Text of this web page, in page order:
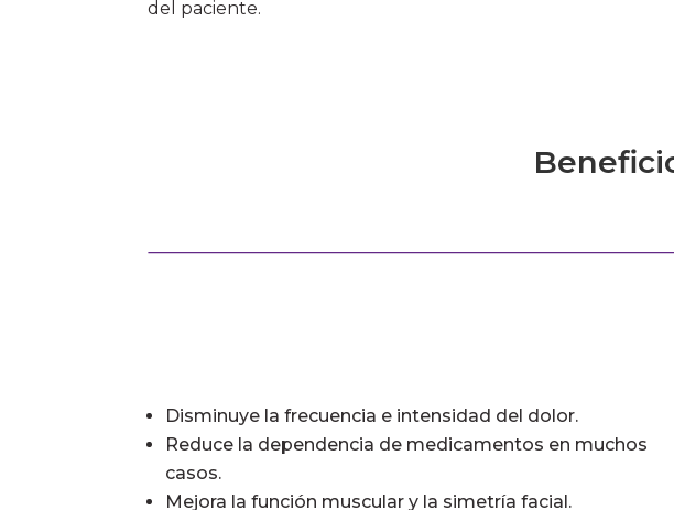
del paciente.
Disminuye la frecuencia e intensidad del dolor.
Reduce la dependencia de medicamentos en muchos
casos.
Mejora la función muscular y la simetría facial.